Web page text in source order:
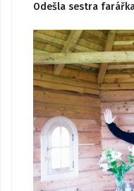
Odešla sestra